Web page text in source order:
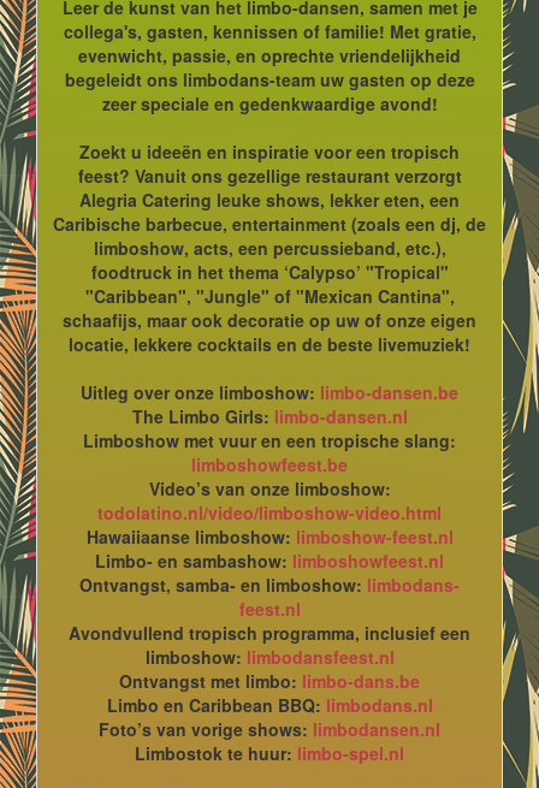
Leer de kunst van het limbo-dansen, samen met je
collega's, gasten, kennissen of familie! Met gratie,
evenwicht, passie, en oprechte vriendelijkheid
begeleidt ons limbodans-team uw gasten op deze
zeer speciale en gedenkwaardige avond!
Zoekt u ideeën en inspiratie voor een tropisch
feest? Vanuit ons gezellige restaurant verzorgt
Alegria Catering leuke shows, lekker eten, een
Caribische barbecue, entertainment (zoals een dj, de
limboshow, acts, een percussieband, etc.),
foodtruck in het thema ‘Calypso’ "Tropical"
"Caribbean", "Jungle" of "Mexican Cantina",
schaafijs, maar ook decoratie op uw of onze eigen
locatie, lekkere cocktails en de beste livemuziek!
Uitleg over onze limboshow: limbo-dansen.be
The Limbo Girls: limbo-dansen.nl
Limboshow met vuur en een tropische slang:
limboshowfeest.be
Video’s van onze limboshow:
todolatino.nl/video/limboshow-video.html
Hawaiiaanse limboshow: limboshow-feest.nl
Limbo- en sambashow: limboshowfeest.nl
Ontvangst, samba- en limboshow: limbodans-
feest.nl
Avondvullend tropisch programma, inclusief een
limboshow: limbodansfeest.nl
Ontvangst met limbo: limbo-dans.be
Limbo en Caribbean BBQ: limbodans.nl
Foto’s van vorige shows: limbodansen.nl
Limbostok te huur: limbo-spel.nl